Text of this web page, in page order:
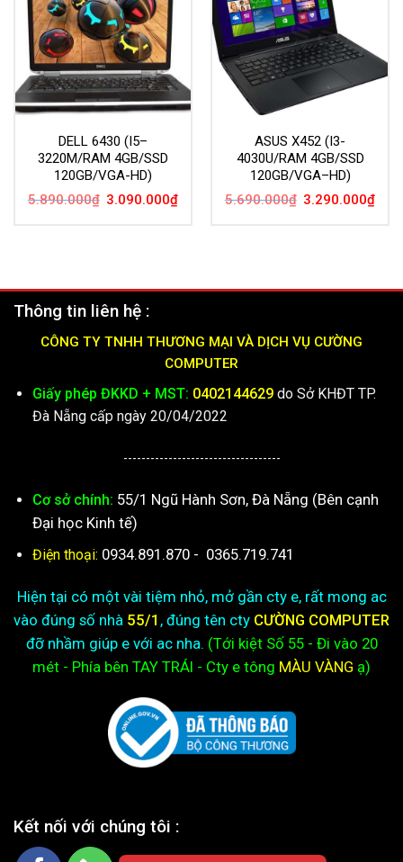
DELL 6430 (I5–
3220M/RAM 4GB/SSD
120GB/VGA-HD)
5.890.000₫ Giá
3.090.000₫Giá
ASUS X452 (I3-
4030U/RAM 4GB/SSD
120GB/VGA–HD)
5.690.000₫ Giá
3.290.000₫Giá
Thông tin liên hệ :
CÔNG TY TNHH THƯƠNG MẠI VÀ DỊCH VỤ CƯỜNG
COMPUTER
Giấy phép ĐKKD + MST: 0402144629do Sở KHĐT TP.
Đà Nẵng cấp ngày 20/04/2022
-----------------------------------
Cơ sở chính: 55/1 Ngũ Hành Sơn, Đà Nẵng (Bên cạnh
Đại học Kinh tế)
Điện thoại: 0934.891.870 - 0365.719.741
Hiện tại có một vài tiệm nhỏ, mở gần cty e, rất mong ac
vào đúng số nhà 55/1 , đúng tên cty CƯỜNG COMPUTER
đỡ nhầm giúp e với ac nha. (Tới kiệtSố 55 - Đi vào 20
mét - Phía bên TAY TRÁI - Cty e tông MÀU VÀNG ạ)
Kết nối với chúng tôi :